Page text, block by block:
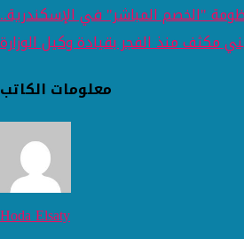
"الخصم المباشر" في الإسكندرية..
مكثف منذ الفجر بقيادة وكيل الوزارة
معلومات الكاتب
Hoda Elsaty